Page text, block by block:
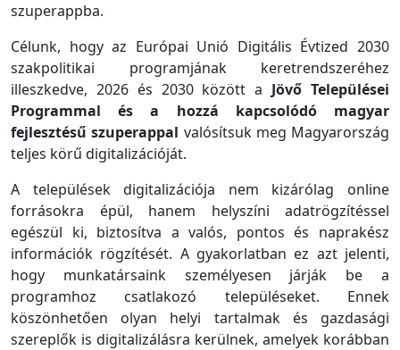
szuperappba.
Célunk, hogy az Európai Unió Digitális Évtized 2030
szakpolitikai programjának keretrendszeréhez
illeszkedve, 2026 és 2030 között a Jövő Települései
Programmal és a hozzá kapcsolódó magyar
fejlesztésű szuperappal valósítsuk meg Magyarország
teljes körű digitalizációját.
A települések digitalizációja nem kizárólag online
forrásokra épül, hanem helyszíni adatrögzítéssel
egészül ki, biztosítva a valós, pontos és naprakész
információk rögzítését. A gyakorlatban ez azt jelenti,
hogy munkatársaink személyesen járják be a
programhoz csatlakozó településeket. Ennek
köszönhetően olyan helyi tartalmak és gazdasági
szereplők is digitalizálásra kerülnek, amelyek korábban